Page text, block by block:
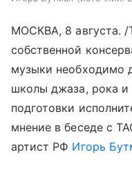
МОСКВА, 8 августа.
собственной
музыки необходимо
школы джаза, рока
подготовки
мнение в беседе с
артист РФ Игорь